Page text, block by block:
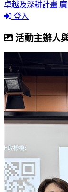
卓越及深耕計畫
登入
活動主辦人